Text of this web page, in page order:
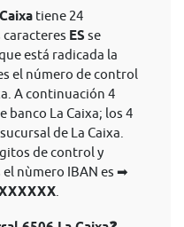
tiene 24
ES se
está radicada la
el número de control
A continuación 4
banco La Caixa; los 4
de La Caixa.
de control y
nùmero IBAN es ➡